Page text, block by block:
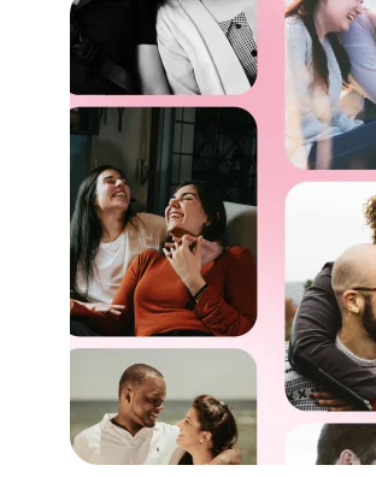
Rencontre à Montrouge
3 minutes